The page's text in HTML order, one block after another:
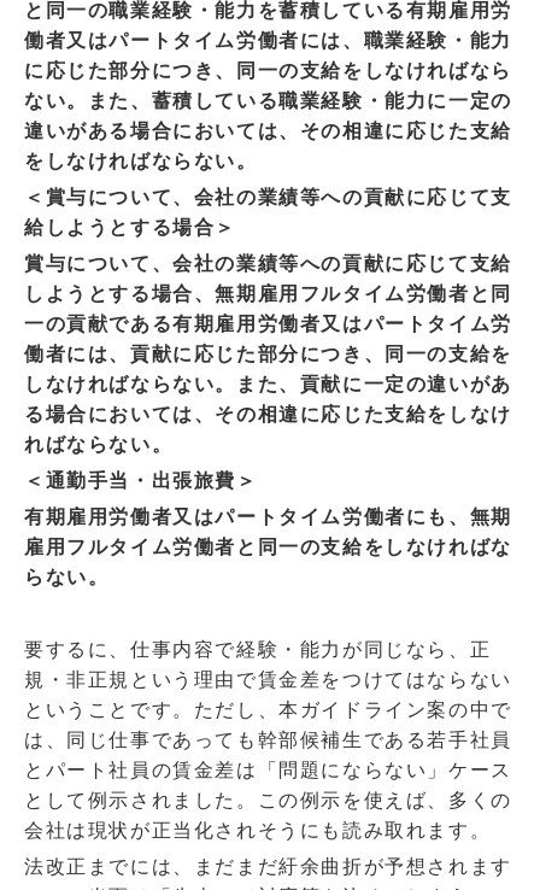
と同一の職業経験・能力を蓄積している有期雇用労
働者又はパートタイム労働者には、職業経験・能力
に応じた部分につき、同一の支給をしなければなら
ない。また、蓄積している職業経験・能力に一定の
違いがある場合においては、その相違に応じた支給
をしなければならない。
＜賞与について、会社の業績等への貢献に応じて支
給しようとする場合＞
賞与について、会社の業績等への貢献に応じて支給
しようとする場合、無期雇用フルタイム労働者と同
一の貢献である有期雇用労働者又はパートタイム労
働者には、貢献に応じた部分につき、同一の支給を
しなければならない。また、貢献に一定の違いがあ
る場合においては、その相違に応じた支給をしなけ
ればならない。
＜通勤手当・出張旅費＞
有期雇用労働者又はパートタイム労働者にも、無期
雇用フルタイム労働者と同一の支給をしなければな
らない。
要するに、仕事内容で経験・能力が同じなら、正
規・非正規という理由で賃金差をつけてはならない
ということです。ただし、本ガイドライン案の中で
は、同じ仕事であっても幹部候補生である若手社員
とパート社員の賃金差は「問題にならない」ケース
として例示されました。この例示を使えば、多くの
会社は現状が正当化されそうにも読み取れます。
法改正までには、まだまだ紆余曲折が予想されます